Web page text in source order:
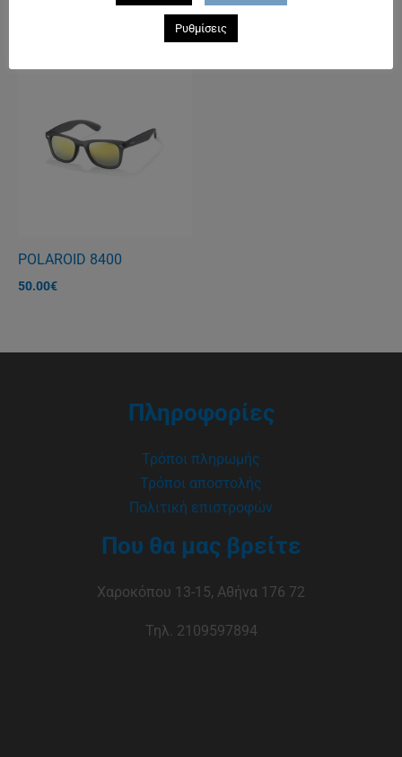
204.00€145.00
POLAROID 8400
50.00€
Πληροφορίες
Τρόποι πληρωμής
Τρόποι αποστολής
Πολιτική επιστροφών
Που θα μας βρείτε
Χαροκόπου 13-15, Αθήνα 176 72
Τηλ. 2109597894
Ρυθμίσεις